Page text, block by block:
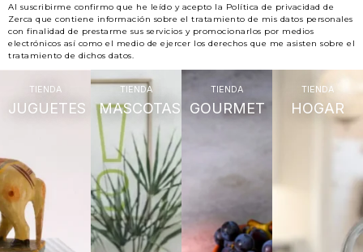
Al suscribirme confirmo que he leído y acepto la Política de privacidad de
Zerca que contiene información sobre el tratamiento de mis datos personales
con finalidad de prestarme sus servicios y promocionarlos por medios
electrónicos así como el medio de ejercer los derechos que me asisten sobre el
tratamiento de dichos datos.
TIENDA
JUGUETES
TIENDA
MASCOTAS
TIENDA
GOURMET
TIENDA
HOGAR